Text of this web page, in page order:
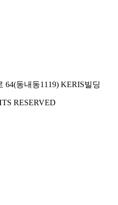
64(동내동1119) KERIS빌딩
RESERVED